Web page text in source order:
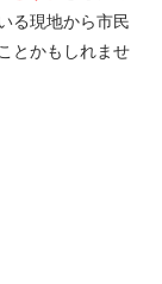
る現地から市民
とかもしれませ